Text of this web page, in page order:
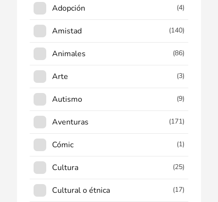
Adopción (4)
Amistad (140)
Animales (86)
Arte (3)
Autismo (9)
Aventuras (171)
Cómic (1)
Cultura (25)
Cultural o étnica (17)